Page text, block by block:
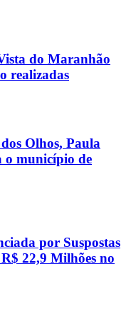
do Maranhão
realizadas
Olhos, Paula
o município de
por Suspostas
22,9 Milhões no